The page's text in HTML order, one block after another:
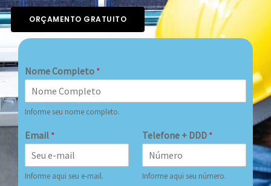
ORÇAMENTO GRATUITO
Nome Completo *
Informe seu nome completo.
Email *
Informe aqui seu e-mail.
Telefone + DDD *
Informe aqui seu número.